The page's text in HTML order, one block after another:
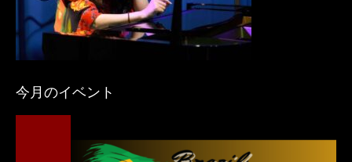
今月のイベント